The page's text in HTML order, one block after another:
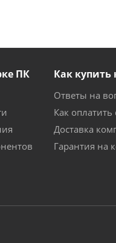
ПК Как
Ответы на
Как
Доставка
Гарантия на